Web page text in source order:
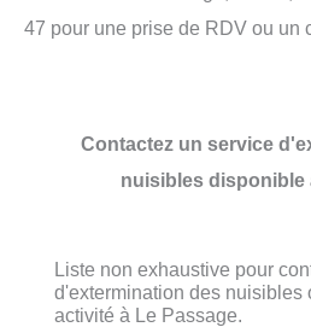
47 pour une prise de RDV ou un
Contactez un service
nuisibles disponible
Liste non exhaustive pour
d'extermination des nuisibles
activité à Le Passage.